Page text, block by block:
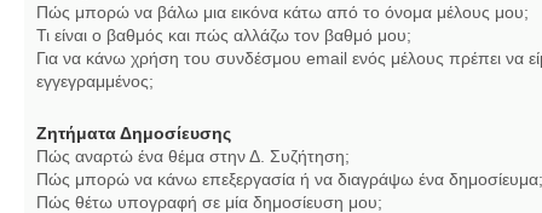
Πώς μπορώ να βάλω μια εικόνα κάτω από το όνομα μέλους μου;
Τι είναι ο βαθμός και πώς αλλάζω τον βαθμό μου;
Για να κάνω χρήση του συνδέσμου email ενός μέλους πρέπει να
εγγεγραμμένος;
Ζητήματα Δημοσίευσης
Πώς αναρτώ ένα θέμα στην Δ. Συζήτηση;
Πώς μπορώ να κάνω επεξεργασία ή να διαγράψω ένα δημοσίευμα;
Πώς θέτω υπογραφή σε μία δημοσίευση μου;